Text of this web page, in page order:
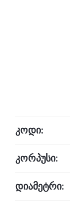
კოდი:
კორპუსი:
დიამეტრი: